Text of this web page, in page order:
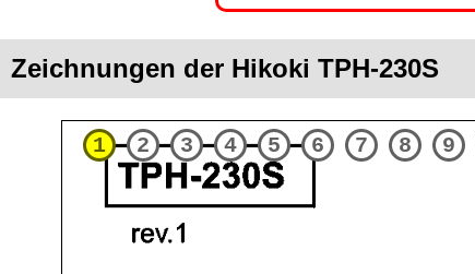
Zeichnungen der Hikoki TPH-230S
1 2 3 4 5 6 7 8 9